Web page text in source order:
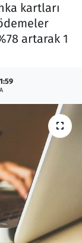
kartları
artarak 1